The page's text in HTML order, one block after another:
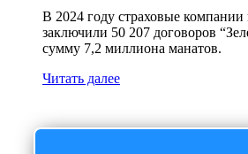
В 2024 году страховые
заключили 50 207 договоров
сумму 7,2 миллиона манатов.
Читать далее